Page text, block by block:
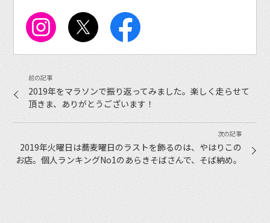
2019年をマラソンで振り返ってみました。楽しく走らせて
頂きま、ありがとうございます！
2019年火曜日は蕎麦曜日のラストを飾るのは、やはりこの
お店。個人ランキングNo1のあらきそばさんで、そば納め。